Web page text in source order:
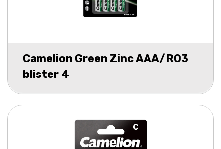
Camelion Green Zinc AAA/R03
blister 4